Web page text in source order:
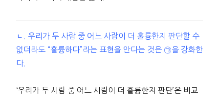
ㄴ. 우리가 두 사람 중 어느 사람이 더 훌륭한지 판단할 수
없더라도 “훌륭하다”라는 표현을 안다는 것은 ㉠을 강화한
다.
‘우리가 두 사람 중 어느 사람이 더 훌륭한지 판단’은 비교